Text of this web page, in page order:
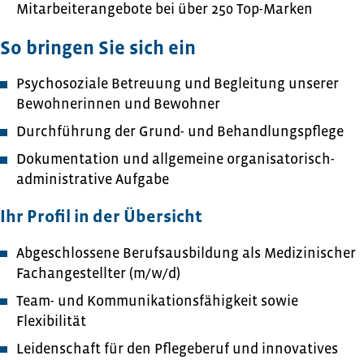
Mitarbeiterangebote bei über 250 Top-Marken
So bringen Sie sich ein
Psychosoziale Betreuung und Begleitung unserer
Bewohnerinnen und Bewohner
Durchführung der Grund- und Behandlungspflege
Dokumentation und allgemeine organisatorisch-
administrative Aufgabe
Ihr Profil in der Übersicht
Abgeschlossene Berufsausbildung als Medizinischer
Fachangestellter (m/w/d)
Team- und Kommunikationsfähigkeit sowie
Flexibilität
Leidenschaft für den Pflegeberuf und innovatives